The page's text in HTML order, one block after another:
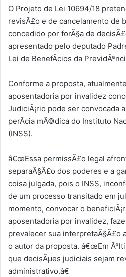
O Projeto de Lei 10694/18
revisÃ£o e de cancelamento de
concedido por forÃ§a de
apresentado pelo deputado
Lei de BenefÃ­cios da
Conforme a proposta,
aposentadoria por invalidez
JudiciÃ¡rio pode ser convocada
perÃ­cia mÃ©dica do Instituto
(INSS).
â€œEssa permissÃ£o legal
separaÃ§Ã£o dos poderes e a
coisa julgada, pois o INSS,
de um processo transitado em
momento, convocar o
aposentadoria por invalidez,
prevalecer sua interpretaÃ§Ã£o
o autor da proposta. â€œEm
que decisÃµes judiciais sejam
administrativo.â€